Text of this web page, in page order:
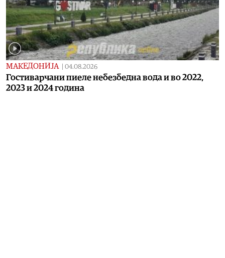
МАКЕДОНИЈА 04.08.2026
Гостиварчани пиеле небезбедна вода и во 2022,
2023 и 2024 година